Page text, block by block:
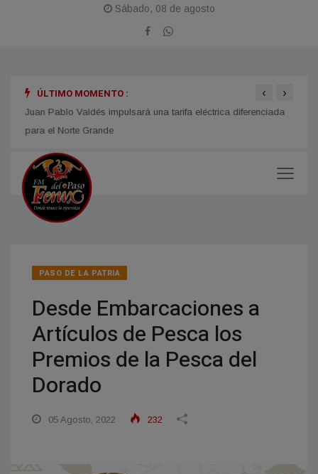
Sábado, 08 de agosto
ÚLTIMO MOMENTO :
Juan Pablo Valdés impulsará una tarifa eléctrica diferenciada
para el Norte Grande
‹ ›
PASO DE LA PATRIA
Desde Embarcaciones a
Artículos de Pesca los
Premios de la Pesca del
Dorado
05 Agosto, 2022 232